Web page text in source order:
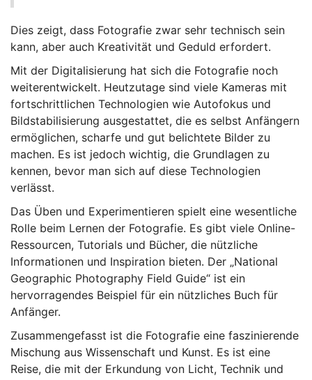
Dies zeigt, dass Fotografie zwar sehr technisch sein
kann, aber auch Kreativität und Geduld erfordert.
Mit der Digitalisierung hat sich die Fotografie noch
weiterentwickelt. Heutzutage sind viele Kameras mit
fortschrittlichen Technologien wie Autofokus und
Bildstabilisierung ausgestattet, die es selbst Anfängern
ermöglichen, scharfe und gut belichtete Bilder zu
machen. Es ist jedoch wichtig, die Grundlagen zu
kennen, bevor man sich auf diese Technologien
verlässt.
Das Üben und Experimentieren spielt eine wesentliche
Rolle beim Lernen der Fotografie. Es gibt viele Online-
Ressourcen, Tutorials und Bücher, die nützliche
Informationen und Inspiration bieten. Der „National
Geographic Photography Field Guide“ ist ein
hervorragendes Beispiel für ein nützliches Buch für
Anfänger.
Zusammengefasst ist die Fotografie eine faszinierende
Mischung aus Wissenschaft und Kunst. Es ist eine
Reise, die mit der Erkundung von Licht, Technik und